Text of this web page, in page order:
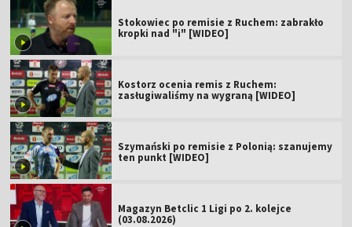
Stokowiec po remisie z Ruchem: zabrakło
kropki nad "i" [WIDEO]
Kostorz ocenia remis z Ruchem:
zasługiwaliśmy na wygraną [WIDEO]
Szymański po remisie z Polonią: szanujemy
ten punkt [WIDEO]
Magazyn Betclic 1 Ligi po 2. kolejce
(03.08.2026)